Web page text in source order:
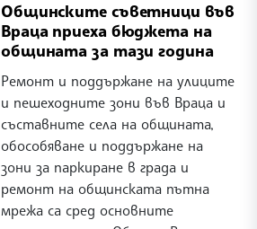
Общинските съветници във
Враца приеха бюджета на
общината за тази година
Ремонт и поддържане на улиците
и пешеходните зони във Враца и
съставните села на общината,
обособяване и поддържане на
зони за паркиране в града и
ремонт на общинската пътна
мрежа са сред основните